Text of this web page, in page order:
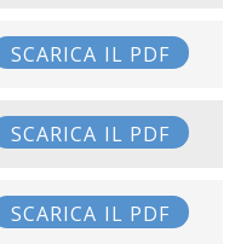
SCARICA IL PDF
SCARICA IL PDF
SCARICA IL PDF